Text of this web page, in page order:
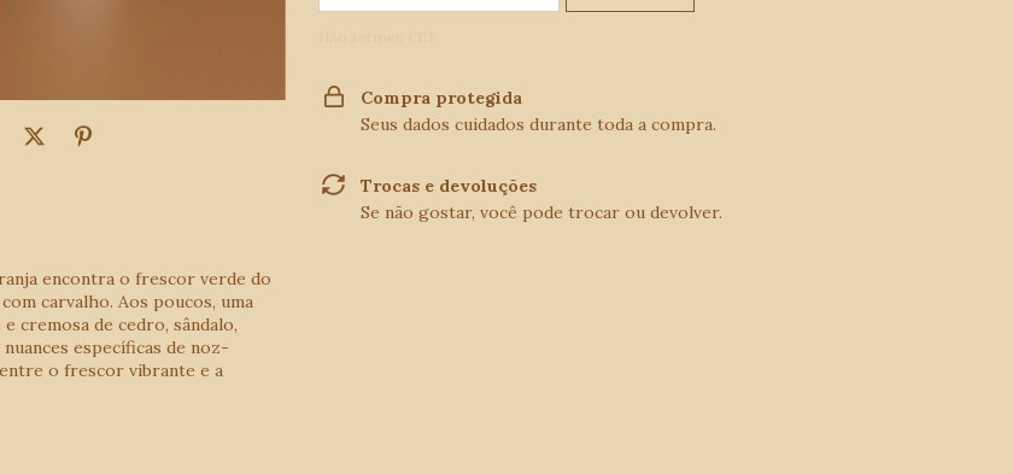
encontra o frescor verde do
carvalho. Aos poucos, uma
cremosa de cedro, sândalo,
específicas de noz-
o frescor vibrante e a
Compra protegida
Seus dados cuidados durante toda a compra.
Trocas e devoluções
Se não gostar, você pode trocar ou devolver.